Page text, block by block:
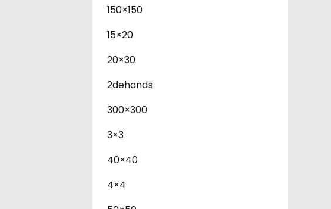
150×150
15×20
20×30
2dehands
300×300
3×3
40×40
4×4